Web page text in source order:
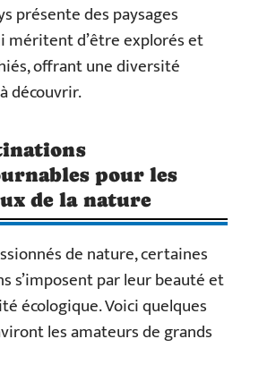
présente des paysages
méritent d’être explorés et
offrant une diversité
découvrir.
pour les
de la nature
de nature, certaines
s’imposent par leur beauté et
écologique. Voici quelques
les amateurs de grands